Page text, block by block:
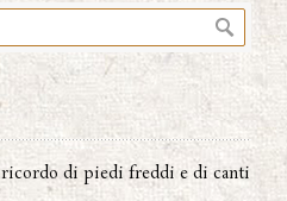
di piedi freddi e di canti